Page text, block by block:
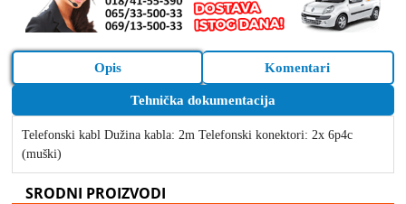
Opis
Tehnička dokumentacija
Komentari
Telefonski kabl Dužina kabla: 2m Telefonski konektori: 2x 6p4c
(muški)
SRODNI PROIZVODI